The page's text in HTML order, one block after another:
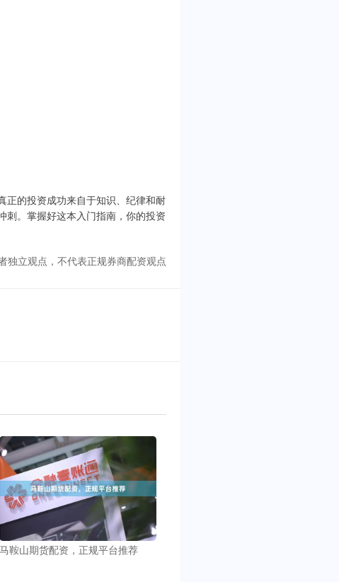
正的投资成功来自于知识、纪律和耐
刺。掌握好这本入门指南，你的投资
独立观点，不代表正规券商配资观点
马鞍山期货配资，正规平台推荐